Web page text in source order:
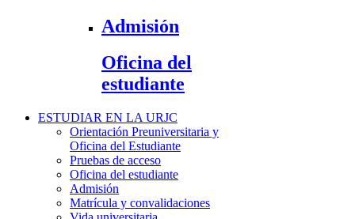
Admisión
Oficina del
estudiante
ESTUDIAR EN LA URJC
Orientación Preuniversitaria y
Oficina del Estudiante
Pruebas de acceso
Oficina del estudiante
Admisión
Matrícula y convalidaciones